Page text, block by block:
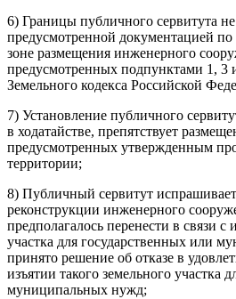
6) Границы публичного сервитута
предусмотренной документацией
зоне размещения инженерного
предусмотренных подпунктами 1, 3
Земельного кодекса Российской
7) Установление публичного
в ходатайстве, препятствует
предусмотренных утвержденным
территории;
8) Публичный сервитут
реконструкции инженерного
предполагалось перенести в связи с
участка для государственных или
принято решение об отказе в
изъятии такого земельного участка
муниципальных нужд;